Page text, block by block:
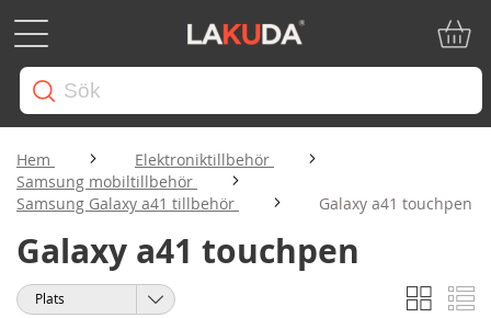
Hem
Elektroniktillbehör
Samsung mobiltillbehör
Samsung Galaxy a41 tillbehör
Galaxy a41 touchpen
Galaxy a41 touchpen
Visa
som
Rutnät
Sortera